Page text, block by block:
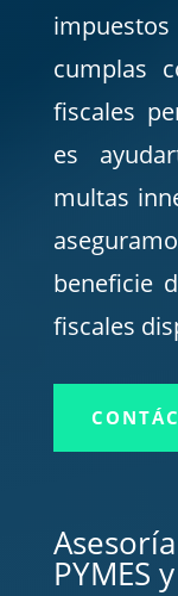
cumplas
fiscales
es
multas
beneficie
fiscales
PYMES